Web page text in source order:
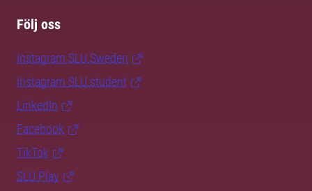
Följ oss
Instagram SLU.Sweden
Instagram SLU.student
LinkedIn
Facebook
TikTok
SLU Play